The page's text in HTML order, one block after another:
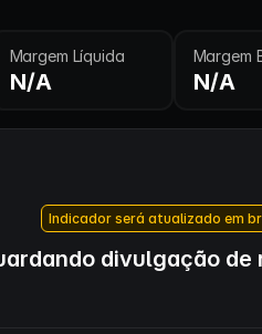
Margem Líquida
N/A
Margem
N/A
Indicador será atualizado em
divulgação de